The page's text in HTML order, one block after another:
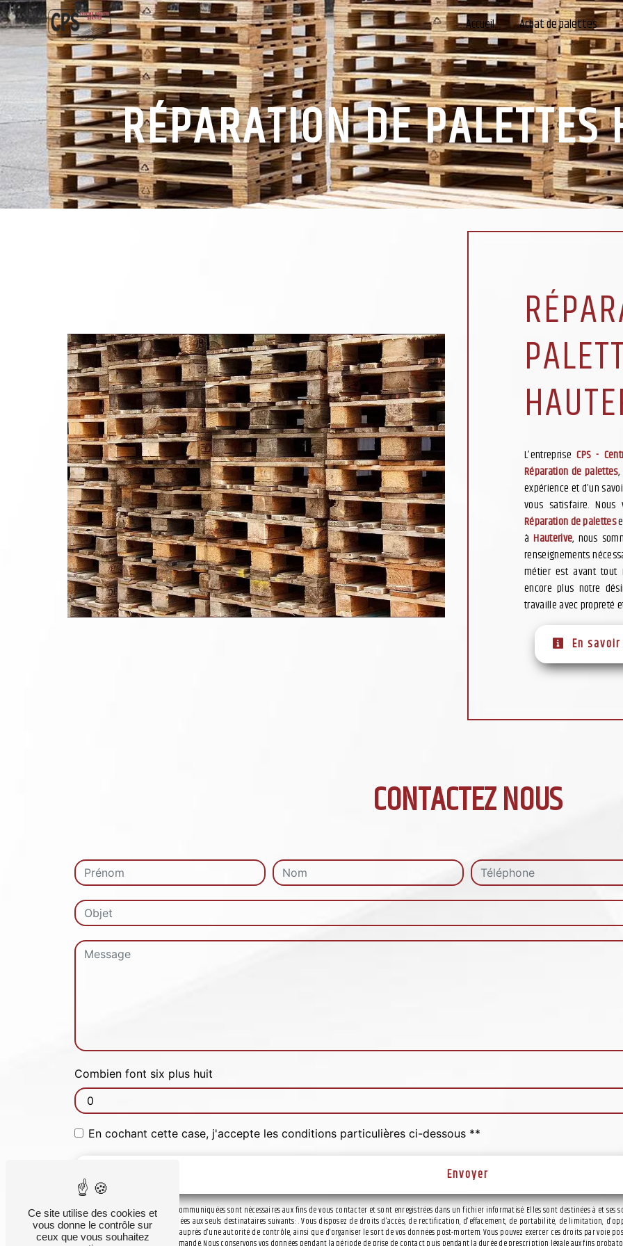
Accueil Achat de palettes
RÉPARATION DE PALETTES
L’entrepriseCPS -
Réparation de palettes,
expérience et d’un
vous satisfaire.
Réparation de palettes
àHauterive, nous
renseignements
métier est avant tout
encore plus notre
travaille avec propreté
En
CONTACTEZ NOUS
Combien font six plus huit
En cochant cette case, j'accepte les conditions particulières ci-dessous **
Envoyer
** Les données personnelles communiquées sont nécessaires aux fins de vous contacter et sont enregistrées dans un fichier informatisé. Elles sont destinées à et ses
collectées seront communiquées aux seuls destinataires suivants: . Vous disposez de droits d’accès, de rectification, d’effacement, de portabilité, de limitation,
d’introduire une réclamation auprès d’une autorité de contrôle, ainsi que d’organiser le sort de vos données post-mortem. Vous pouvez exercer ces droits par voie
d'identité pourra vous être demandé. Nous conservons vos données pendant la période de prise de contact puis pendant la durée de prescription légale aux fins
Panneau de gestion des cookies
Ce site utilise des cookies et
vous donne le contrôle sur
ceux que vous souhaitez